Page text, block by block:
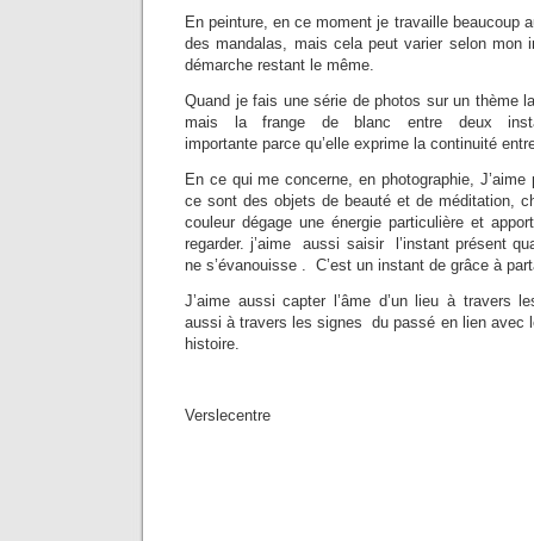
En peinture, en ce moment je travaille beaucoup
des mandalas, mais cela peut varier selon mon
démarche restant le même.
Quand je fais une série de photos sur un thème
mais la frange de blanc entre deux
importante parce qu’elle exprime la continuité
En ce qui me concerne, en photographie,
ce sont des objets de beauté et de méditation,
couleur dégage une énergie particulière et
regarder. j’aime aussi saisir l’instant présent
ne s’évanouisse . C’est un instant de grâce à
J’aime aussi capter l’âme d’un lieu à travers
aussi à travers les signes du passé en lien avec
histoire.
Verslecentre